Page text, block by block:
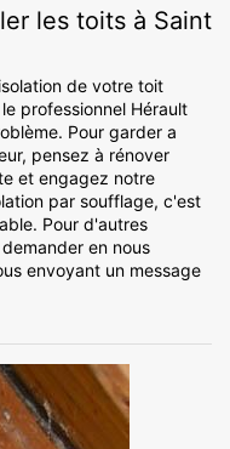
les toits à Saint
de votre toit
professionnel Hérault
Pour garder a
pensez à rénover
et engagez notre
par soufflage, c'est
Pour d'autres
en nous
envoyant un message